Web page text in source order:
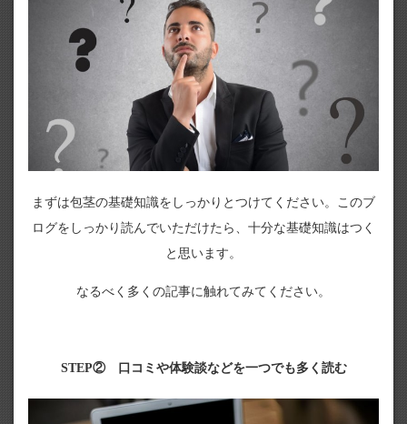
まずは包茎の基礎知識をしっかりとつけてください。このブ
ログをしっかり読んでいただけたら、十分な基礎知識はつく
と思います。
なるべく多くの記事に触れてみてください。
STEP② 口コミや体験談などを一つでも多く読む